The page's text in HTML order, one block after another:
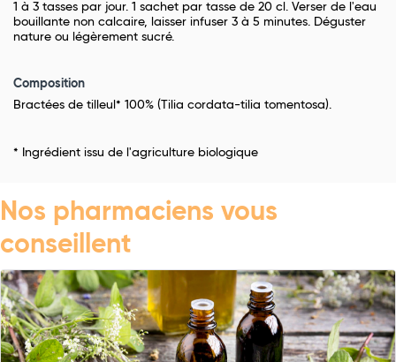
1 à 3 tasses par jour. 1 sachet par tasse de 20 cl. Verser de l'eau
bouillante non calcaire, laisser infuser 3 à 5 minutes. Déguster
nature ou légèrement sucré.
Composition
Bractées de tilleul* 100% (Tilia cordata-tilia tomentosa).
* Ingrédient issu de l'agriculture biologique
Nos pharmaciens vous
conseillent